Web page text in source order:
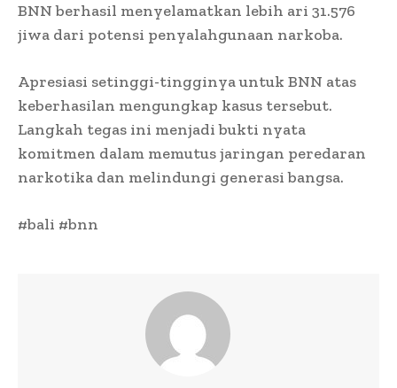
BNN berhasil menyelamatkan lebih ari 31.576
jiwa dari potensi penyalahgunaan narkoba.
Apresiasi setinggi-tingginya untuk BNN atas
keberhasilan mengungkap kasus tersebut.
Langkah tegas ini menjadi bukti nyata
komitmen dalam memutus jaringan peredaran
narkotika dan melindungi generasi bangsa.
#bali #bnn